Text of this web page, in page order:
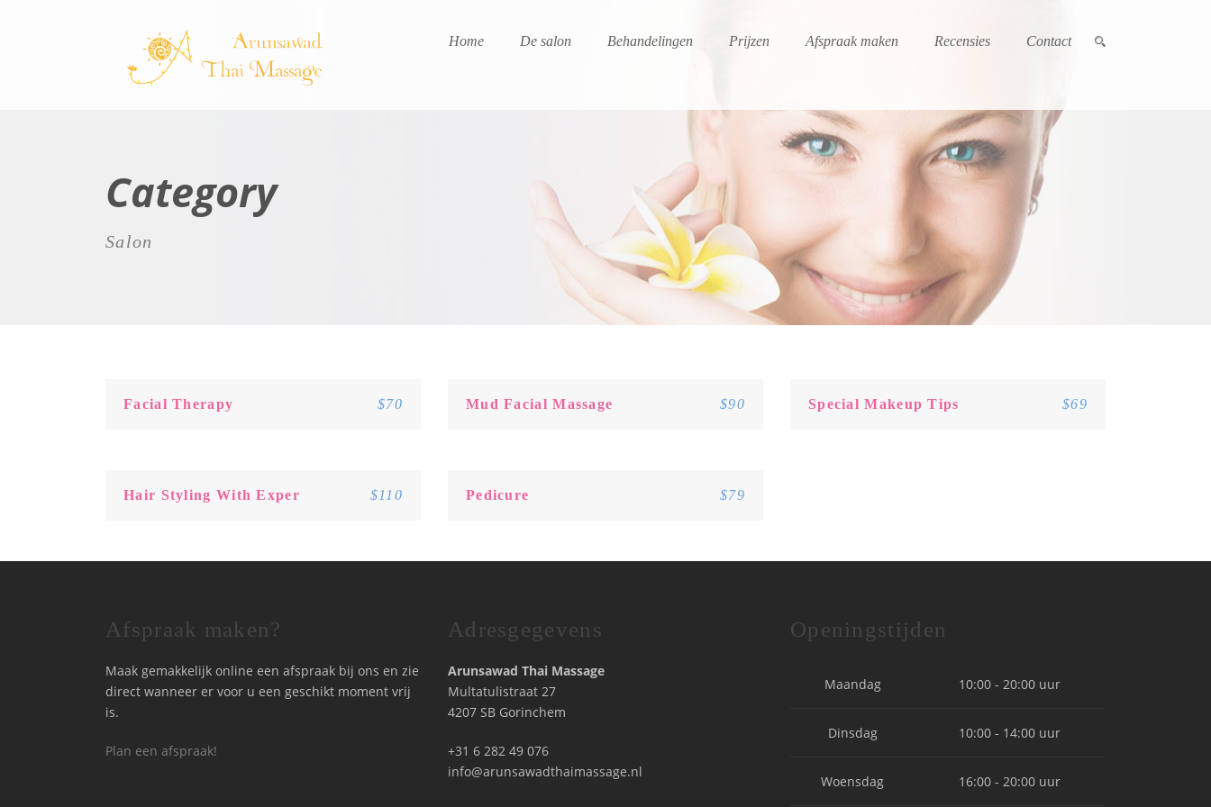
Home De salon Behandelingen Prijzen Afspraak maken Recensies Contact
Category
Salon
Facial Therapy $70 Mud Facial Massage $90 Special Makeup Tips $69
Hair Styling With Exper $110 Pedicure $79
Afspraak maken?
Maak gemakkelijk online een afspraak bij ons en zie
direct wanneer er voor u een geschikt moment vrij
is.
Plan een afspraak!
Adresgegevens
Arunsawad Thai Massage
Multatulistraat 27
4207 SB Gorinchem
+31 6 282 49 076
info@arunsawadthaimassage.nl
Openingstijden
Maandag 10:00 - 20:00 uur
Dinsdag 10:00 - 14:00 uur
Woensdag 16:00 - 20:00 uur